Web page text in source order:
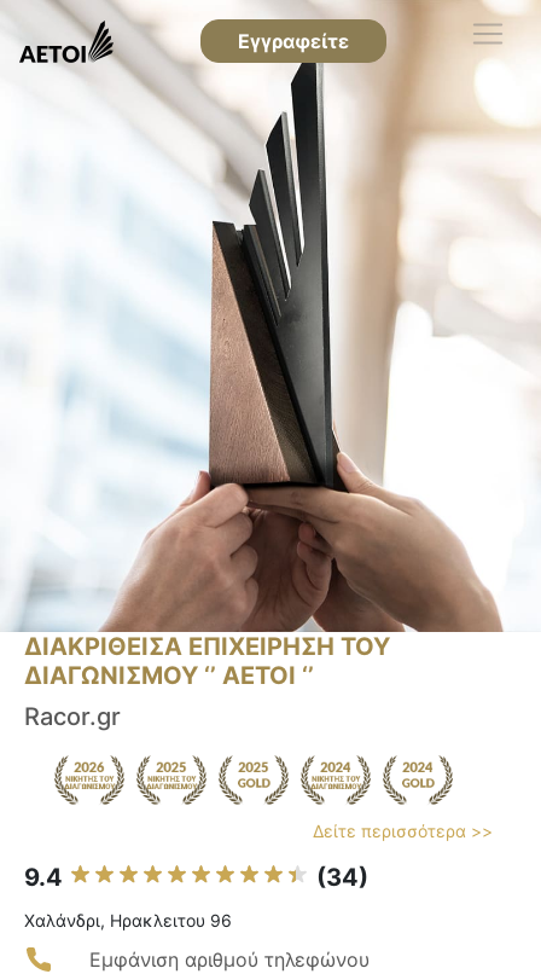
Εγγραφείτε
ΔΙΑΚΡΙΘΕΙΣΑ ΕΠΙΧΕΙΡΗΣΗ ΤΟΥ
ΔΙΑΓΩΝΙΣΜΟΥ ‘’ ΑΕΤΟΙ ‘’
Racor.gr
Δείτε περισσότερα >>
9.4 (34)
Χαλάνδρι, Ηρακλειτου 96
Εμφάνιση αριθμού τηλεφώνου